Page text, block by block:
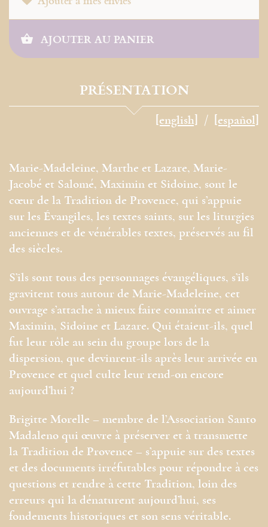
AJOUTER AU PANIER
PRÉSENTATION
[english] [español]
Marie-Madeleine, Marthe et Lazare, Marie-
Jacobé et Salomé, Maximin et Sidoine, sont le
cœur de la Tradition de Provence, qui s’appuie
sur les Évangiles, les textes saints, sur les liturgies
anciennes et de vénérables textes, préservés au fil
des siècles.
S’ils sont tous des personnages évangéliques, s’ils
gravitent tous autour de Marie-Madeleine, cet
ouvrage s’attache à mieux faire connaître et aimer
Maximin, Sidoine et Lazare. Qui étaient-ils, quel
fut leur rôle au sein du groupe lors de la
dispersion, que devinrent-ils après leur arrivée en
Provence et quel culte leur rend-on encore
aujourd’hui ?
Brigitte Morelle – membre de l’Association Santo
Madaleno qui œuvre à préserver et à transmette
la Tradition de Provence – s’appuie sur des textes
et des documents irréfutables pour répondre à ces
questions et rendre à cette Tradition, loin des
erreurs qui la dénaturent aujourd’hui, ses
fondements historiques et son sens véritable.